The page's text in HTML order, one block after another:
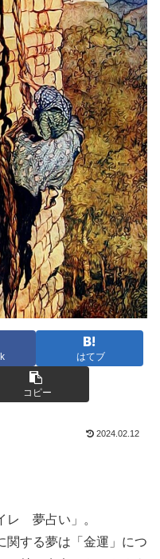
はてブ
コピー
2024.02.12
レ 夢占い」。
関する夢は「金運」につ